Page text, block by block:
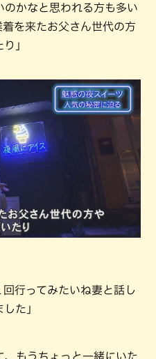
のかなと思われる方も多い
を来たお父さん世代の方
」
回行ってみたいね妻と話し
た」
、もうちょっと一緒にいた